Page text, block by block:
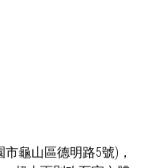
龜山區德明路5號)，